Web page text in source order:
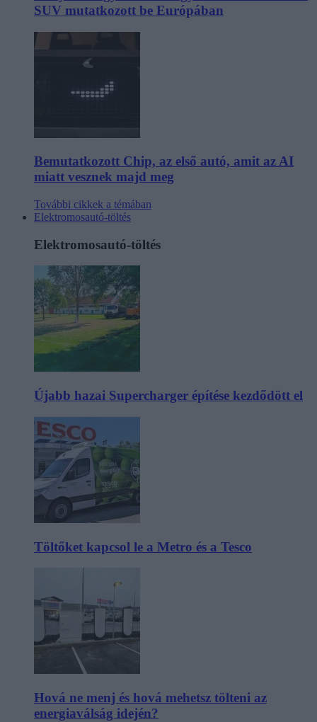
SUV mutatkozott be Európában
Bemutatkozott Chip, az első autó, amit az AI
miatt vesznek majd meg
További cikkek a témában
Elektromosautó-töltés
Elektromosautó-töltés
Újabb hazai Supercharger építése kezdődött el
Töltőket kapcsol le a Metro és a Tesco
Hová ne menj és hová mehetsz tölteni az
energiaválság idején?